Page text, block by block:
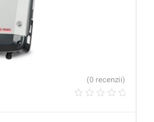
(0 recenzii)